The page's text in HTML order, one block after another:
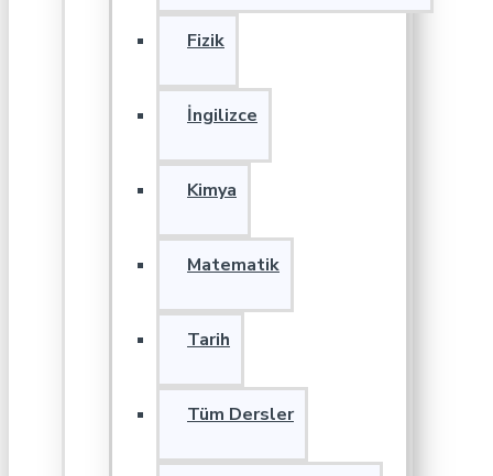
Fizik
İngilizce
Kimya
Matematik
Tarih
Tüm Dersler